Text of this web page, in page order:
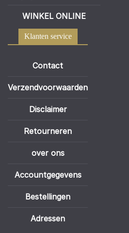
WINKEL ONLINE
Klanten service
Contact
Verzendvoorwaarden
Disclaimer
Retourneren
over ons
Accountgegevens
Bestellingen
Adressen